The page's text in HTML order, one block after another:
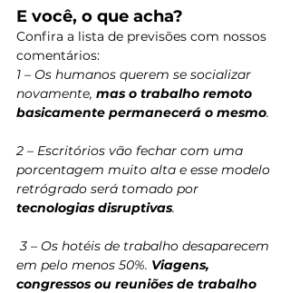
E você, o que acha?
Confira a lista de previsões com nossos
comentários:
1 – Os humanos querem se socializar
novamente, mas o trabalho remoto
basicamente permanecerá o mesmo.
2 – Escritórios vão fechar com uma
porcentagem muito alta e esse modelo
retrógrado será tomado por
tecnologias disruptivas.
3 – Os hotéis de trabalho desaparecem
em pelo menos 50%. Viagens,
congressos ou reuniões de trabalho